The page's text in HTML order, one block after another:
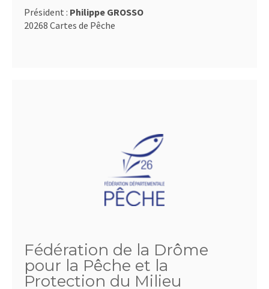
Président : Philippe GROSSO
20268 Cartes de Pêche
Fédération de la Drôme
pour la Pêche et la
Protection du Milieu